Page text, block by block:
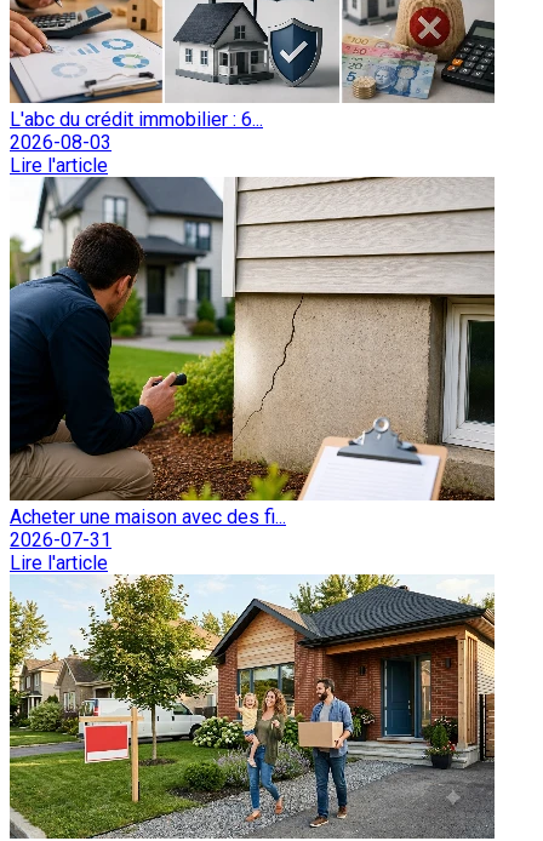
L'abc du crédit immobilier : 6...
2026-08-03
Lire l'article
Acheter une maison avec des fi...
2026-07-31
Lire l'article